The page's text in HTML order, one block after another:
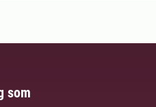
som